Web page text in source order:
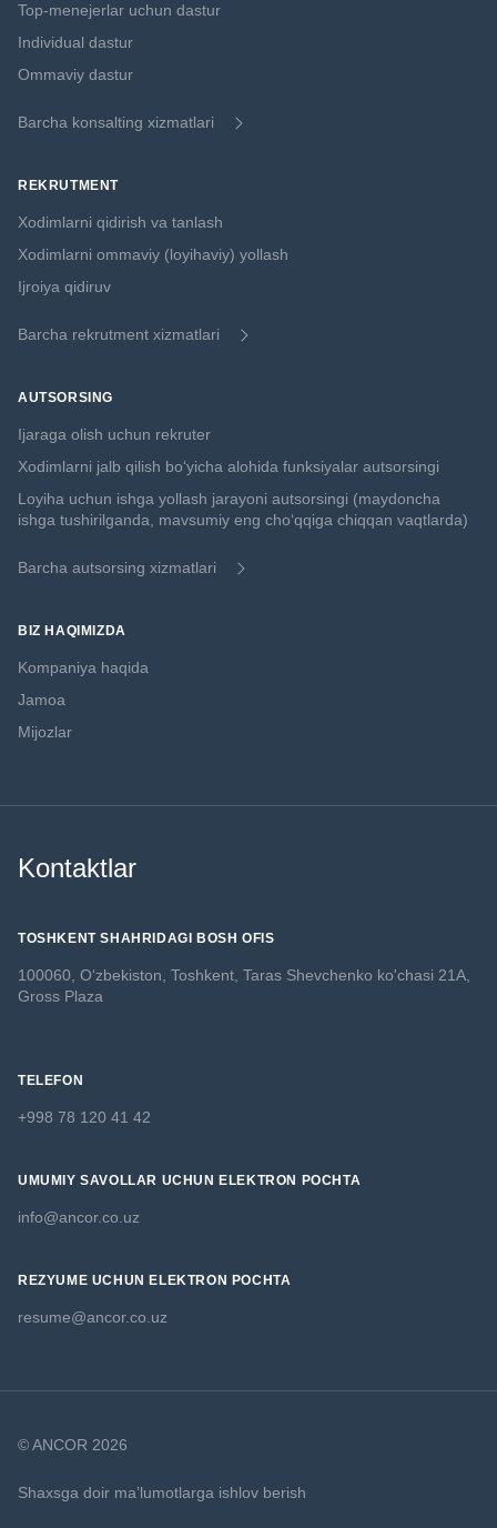
Top-menejerlar uchun dastur
Individual dastur
Ommaviy dastur
Barcha konsalting xizmatlari
REKRUTMENT
Xodimlarni qidirish va tanlash
Xodimlarni ommaviy (loyihaviy) yollash
Ijroiya qidiruv
Barcha rekrutment xizmatlari
AUTSORSING
Ijaraga olish uchun rekruter
Xodimlarni jalb qilish boʻyicha alohida funksiyalar autsorsingi
Loyiha uchun ishga yollash jarayoni autsorsingi (maydoncha
ishga tushirilganda, mavsumiy eng choʻqqiga chiqqan vaqtlarda)
Barcha autsorsing xizmatlari
BIZ HAQIMIZDA
Kompaniya haqida
Jamoa
Mijozlar
Kontaktlar
TOSHKENT SHAHRIDAGI BOSH OFIS
100060, O‘zbekiston, Toshkent, Taras Shevchenko ko'chasi 21A,
Gross Plaza
TELEFON
+998 78 120 41 42
UMUMIY SAVOLLAR UCHUN ELEKTRON POCHTA
info@ancor.co.uz
REZYUME UCHUN ELEKTRON POCHTA
resume@ancor.co.uz
© ANCOR 2026
Shaxsga doir ma’lumotlarga ishlov berish